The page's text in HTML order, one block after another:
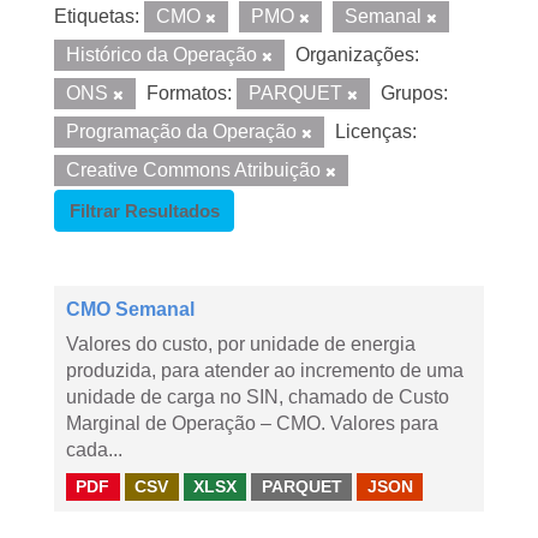
Etiquetas: CMO PMO
Semanal
Histórico da Operação
Organizações:
ONS
Formatos: PARQUET
Grupos:
Programação da Operação
Licenças:
Creative Commons Atribuição
Filtrar Resultados
CMO Semanal
Valores do custo, por unidade de energia
produzida, para atender ao incremento de uma
unidade de carga no SIN, chamado de Custo
Marginal de Operação – CMO. Valores para
cada...
PDF CSV XLSX PARQUET JSON